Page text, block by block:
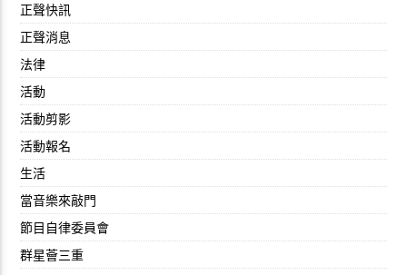
正聲快訊
正聲消息
法律
活動
活動剪影
活動報名
生活
當音樂來敲門
節目自律委員會
群星薈三重